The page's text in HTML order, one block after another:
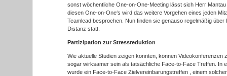
sonst wöchentliche One-on-One-Meeting lässt sich Herr
diesen One-on-One‘s wird das weitere Vorgehen eines jeden
Teamlead besprochen. Nun finden sie genauso regelmäßig
Distanz statt.
Partizipation zur Stressreduktion
Wie aktuelle Studien zeigen konnten, können Videokonferenzen
sogar wirksamer sein als tatsächliche Face-to-Face Treffen. In
wurde ein Face-to-Face Zielvereinbarungstreffen , einem